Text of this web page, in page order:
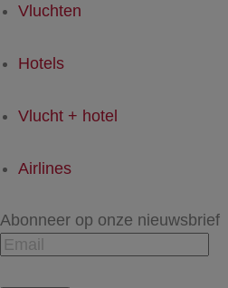
Vluchten
Hotels
Vlucht + hotel
Airlines
Abonneer op onze nieuwsbrief